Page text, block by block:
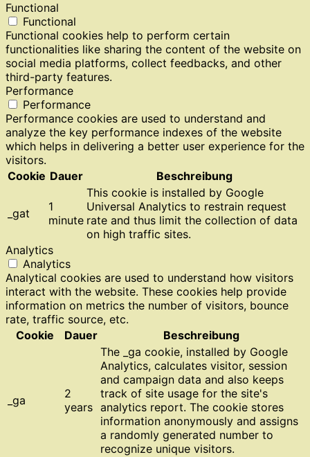
Functional
Functional
Functional cookies help to perform certain
functionalities like sharing the content of the website on
social media platforms, collect feedbacks, and other
third-party features.
Performance
Performance
Performance cookies are used to understand and
analyze the key performance indexes of the website
which helps in delivering a better user experience for the
visitors.
Cookie Dauer Beschreibung
_gat
1
minute
This cookie is installed by Google
Universal Analytics to restrain request
rate and thus limit the collection of data
on high traffic sites.
Analytics
Analytics
Analytical cookies are used to understand how visitors
interact with the website. These cookies help provide
information on metrics the number of visitors, bounce
rate, traffic source, etc.
Cookie
Dauer Beschreibung
_ga
2
years
The _ga cookie, installed by Google
Analytics, calculates visitor, session
and campaign data and also keeps
track of site usage for the site's
analytics report. The cookie stores
information anonymously and assigns
a randomly generated number to
recognize unique visitors.